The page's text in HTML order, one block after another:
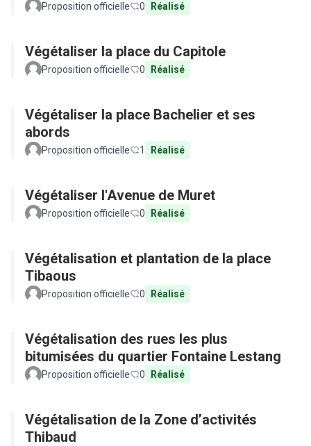
Proposition officielle 0 Réalisé
Végétaliser la place du Capitole
Proposition officielle 0 Réalisé
Végétaliser la place Bachelier et ses
abords
Proposition officielle 1 Réalisé
Végétaliser l'Avenue de Muret
Proposition officielle 0 Réalisé
Végétalisation et plantation de la place
Tibaous
Proposition officielle 0 Réalisé
Végétalisation des rues les plus
bitumisées du quartier Fontaine Lestang
Proposition officielle 0 Réalisé
Végétalisation de la Zone d’activités
Thibaud